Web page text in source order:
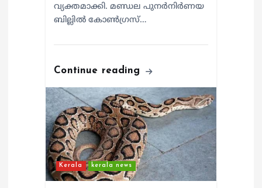
വ്യക്തമാക്കി. മണ്ഡല പുനർനിർണയ
ബില്ലിൽ കോൺഗ്രസ്…
Continue reading
Kerala kerala news